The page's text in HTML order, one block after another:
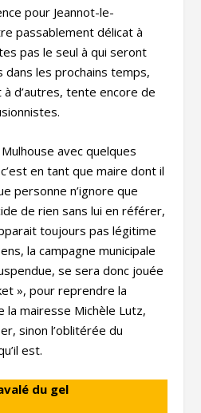
pour Jeannot-le-
passablement délicat à
pas le seul à qui seront
les prochains temps,
d’autres, tente encore de
avec quelques
en tant que maire dont il
personne n’ignore que
de rien sans lui en référer,
toujours pas légitime
la campagne municipale
se sera donc jouée
», pour reprendre la
la mairesse Michèle Lutz,
sinon l’oblitérée du
est.
du gel